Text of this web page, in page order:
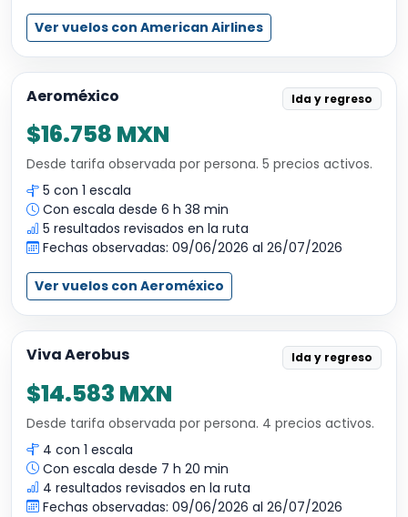
Ver vuelos con American Airlines
Aeroméxico Ida y regreso
$16.758 MXN
Desde tarifa observada por persona. 5 precios activos.
5 con 1 escala
Con escala desde 6 h 38 min
5 resultados revisados en la ruta
Fechas observadas: 09/06/2026 al 26/07/2026
Ver vuelos con Aeroméxico
Viva Aerobus Ida y regreso
$14.583 MXN
Desde tarifa observada por persona. 4 precios activos.
4 con 1 escala
Con escala desde 7 h 20 min
4 resultados revisados en la ruta
Fechas observadas: 09/06/2026 al 26/07/2026